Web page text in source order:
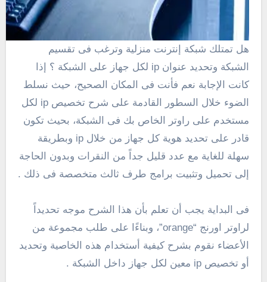
هل تمتلك شبكة إنترنت منزلية وترغب فى تقسيم
الشبكة وتحديد عنوان ip لكل جهاز على الشبكة ؟ إذا
كانت الإجابة نعم فأنت فى المكان الصحيح، حيث نسلط
الضوء خلال السطور القادمة على شرح تخصيص ip لكل
مستخدم على راوتر الخاص بك فى الشبكة، بحيث تكون
قادر على تحديد هوية كل جهاز من خلال ip وبطريقة
سهلة للغاية مع عدد قليل جداً من النقرات وبدون الحاجة
إلى تحميل وتثبيت برامج طرف ثالث متخصصة فى ذلك .
فى البداية يجب أن تعلم بأن هذا الشرح موجه تحديداً
لراوتر اورنج “orange”، وبناءًا على طلب مجموعة من
الأعضاء نقوم بشرح كيفية أستخدام هذه الخاصية وتحديد
أو تخصيص ip معين لكل جهاز داخل الشبكة .